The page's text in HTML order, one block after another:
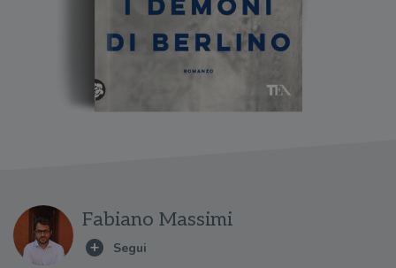
Fabiano Massimi